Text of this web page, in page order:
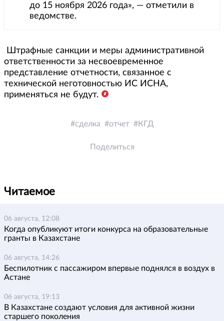
до 15 ноября 2026 года», — отметили в
ведомстве.
Штрафные санкции и меры административной
ответственности за несвоевременное
представление отчетности, связанное с
технической неготовностью ИС ИСНА,
применяться не будут.
сделка отчет КГД
Поделиться
Читаемое
06 августа, 12:08
Когда опубликуют итоги конкурса на образовательные
гранты в Казахстане
06 августа, 14:26
Беспилотник с пассажиром впервые поднялся в воздух в
Астане
06 августа, 19:13
В Казахстане создают условия для активной жизни
старшего поколения